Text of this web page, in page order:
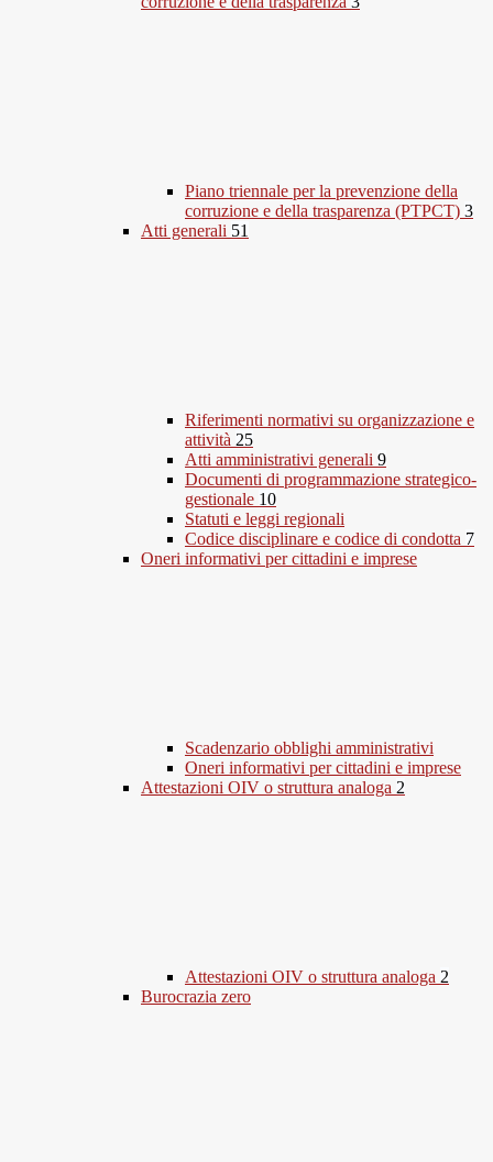
Piano triennale per la prevenzione della
corruzione e della trasparenza (PTPCT) 3
Atti generali 51
Riferimenti normativi su organizzazione e
attività 25
Atti amministrativi generali 9
Documenti di programmazione strategico-
gestionale 10
Statuti e leggi regionali
Codice disciplinare e codice di condotta 7
Oneri informativi per cittadini e imprese
Scadenzario obblighi amministrativi
Oneri informativi per cittadini e imprese
Attestazioni OIV o struttura analoga 2
Attestazioni OIV o struttura analoga 2
Burocrazia zero